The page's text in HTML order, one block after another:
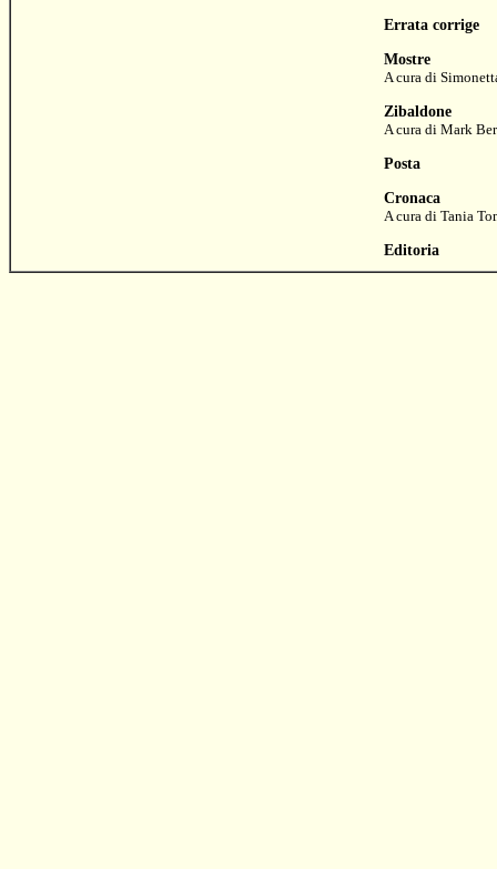
Errata corrige
Mostre
A cura di
Zibaldone
A cura di Mark
Posta
Cronaca
A cura di Tania
Editoria